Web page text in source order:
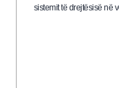
sistemit të drejtësisë në